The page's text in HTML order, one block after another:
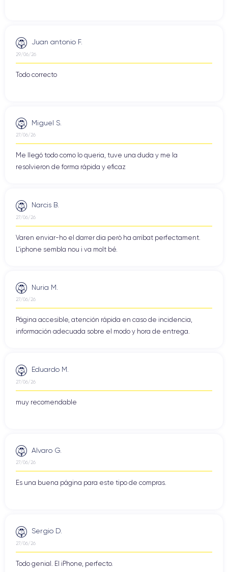
Juan antonio F.
29/06/26
Todo correcto
Miguel S.
27/06/26
Me llegó todo como lo queria, tuve una duda y me la
resolvieron de forma rápida y eficaz
Narcis B.
27/06/26
Varen enviar-ho el darrer dia però ha arribat perfectament.
L'iphone sembla nou i va molt bé.
Nuria M.
27/06/26
Página accesible, atención rápida en caso de incidencia,
información adecuada sobre el modo y hora de entrega.
Eduardo M.
27/06/26
muy recomendable
Alvaro G.
27/06/26
Es una buena página para este tipo de compras.
Sergio D.
27/06/26
Todo genial. El iPhone, perfecto.